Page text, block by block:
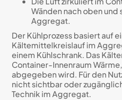
Wänden nach oben und
Aggregat.
Der Kühlprozess basiert auf
Kältemittelkreislauf im
einem Kühlschrank. Das
Container-Innenraum
abgegeben wird. Für den
nicht sichtbar oder
Technik im Aggregat.